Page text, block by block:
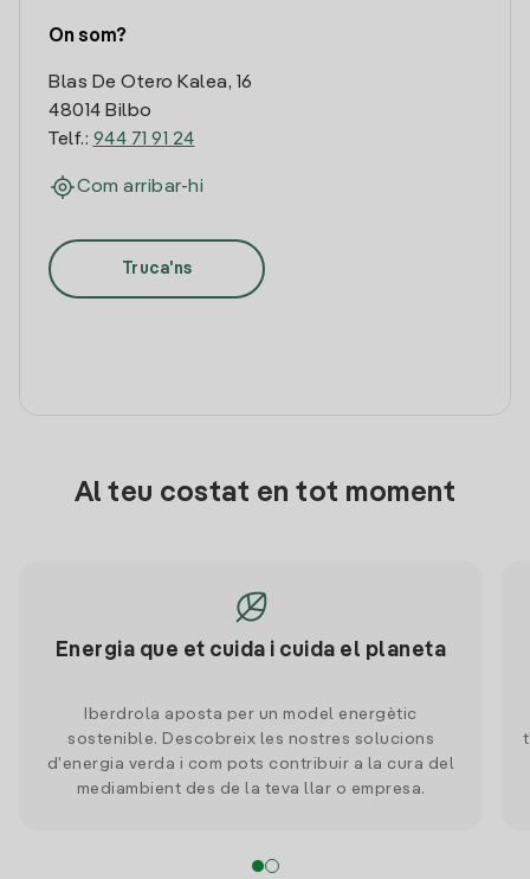
On som?
Blas De Otero Kalea, 16
48014 Bilbo
Telf.: 944 71 91 24
Com arribar-hi
Truca'ns
Al teu costat en tot moment
Energia que et cuida i cuida el planeta
Iberdrola aposta per un model energètic
sostenible. Descobreix les nostres solucions
d'energia verda i com pots contribuir a la cura del
mediambient des de la teva llar o empresa.